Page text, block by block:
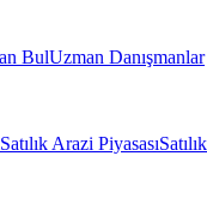
BulUzman Danışmanlar
Satılık Arazi Piyasası